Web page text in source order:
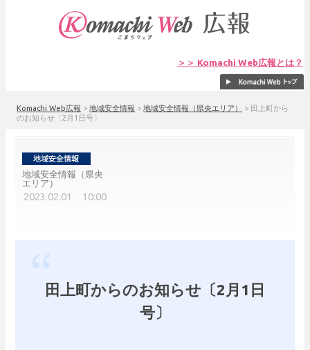
＞＞ Komachi Web広報とは？
Komachi Web広報 > 地域安全情報 > 地域安全情報（県央エリア） > 田上町から
のお知らせ〔2月1日号〕
地域安全情報（県央
エリア）
2023.02.01 10:00
田上町からのお知らせ〔2月1日
号〕